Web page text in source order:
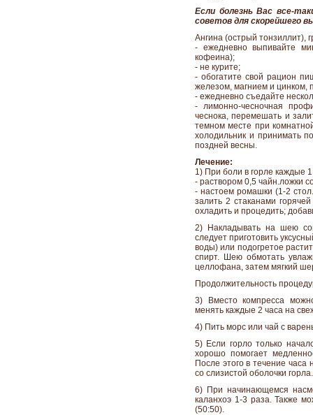
Если болезнь Вас все-
советов для скорейшего
Ангина (острый тонзиллит),
- ежедневно выпивайте
кофеина);
- не курите;
- обогатите свой рацион
железом, магнием и цинком,
- ежедневно съедайте
- лимонно-чесночная
чеснока, перемешать и
темном месте при
холодильник и принимать
поздней весны.
Лечение:
1) При боли в горле каждые
- раствором 0,5 чайн.ложки
- настоем ромашки (1-2
залить 2 стаканами
охладить и процедить;
2) Накладывать на шею
следует приготовить
воды) или подогретое
спирт. Шею обмотать
целлофана, затем мягкий
Продолжительность
3) Вместо компресса
менять каждые 2 часа на
4) Пить морс или чай с
5) Если горло только
хорошо помогает
После этого в течение
со слизистой оболочки горла.
6) При начинающемся
каланхоэ 1-3 раза. Также
(50:50).